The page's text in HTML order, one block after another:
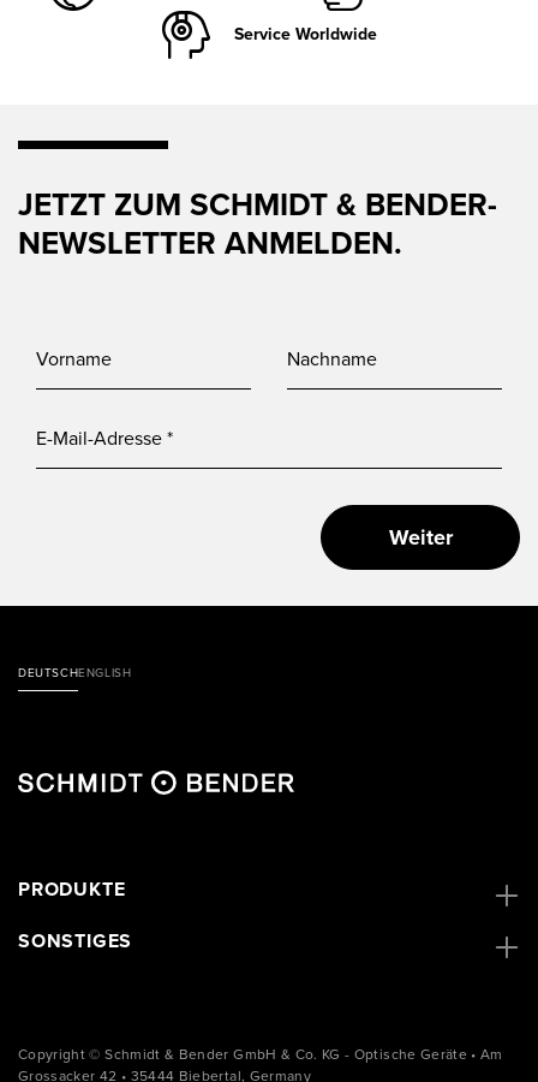
Service Worldwide
DEUTSCHENGLISH
PRODUKTE
SONSTIGES
JETZT ZUM SCHMIDT & BENDER-
NEWSLETTER ANMELDEN.
Weiter
Copyright © Schmidt & Bender GmbH & Co. KG - Optische Geräte • Am
Grossacker 42 • 35444 Biebertal, Germany